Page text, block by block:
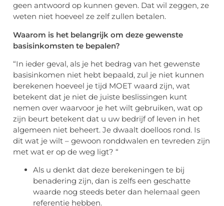
geen antwoord op kunnen geven. Dat wil zeggen, ze
weten niet hoeveel ze zelf zullen betalen.
Waarom is het belangrijk om deze gewenste
basisinkomsten te bepalen?
“In ieder geval, als je het bedrag van het gewenste
basisinkomen niet hebt bepaald, zul je niet kunnen
berekenen hoeveel je tijd MOET waard zijn, wat
betekent dat je niet de juiste beslissingen kunt
nemen over waarvoor je het wilt gebruiken, wat op
zijn beurt betekent dat u uw bedrijf of leven in het
algemeen niet beheert. Je dwaalt doelloos rond. Is
dit wat je wilt – gewoon ronddwalen en tevreden zijn
met wat er op de weg ligt? “
Als u denkt dat deze berekeningen te bij
benadering zijn, dan is zelfs een geschatte
waarde nog steeds beter dan helemaal geen
referentie hebben.